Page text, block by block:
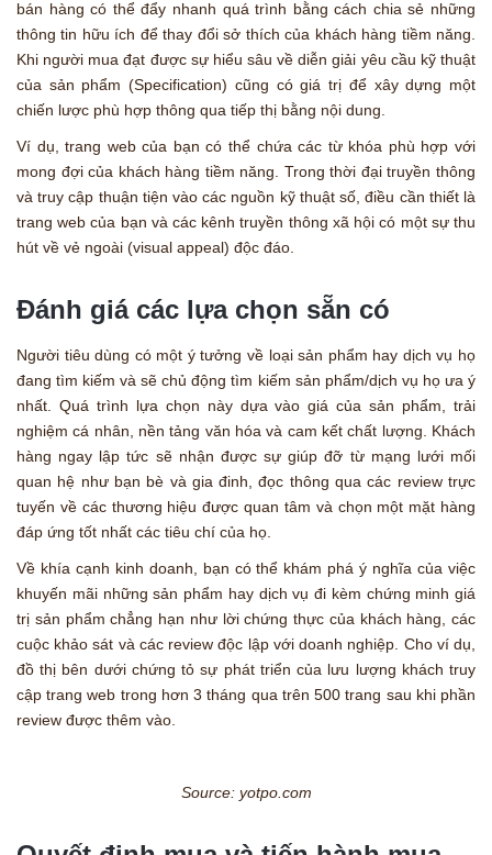
bán hàng có thể đẩy nhanh quá trình bằng cách chia sẻ những
thông tin hữu ích để thay đổi sở thích của khách hàng tiềm năng.
Khi người mua đạt được sự hiểu sâu về diễn giải yêu cầu kỹ thuật
của sản phẩm (Specification) cũng có giá trị để xây dựng một
chiến lược phù hợp thông qua tiếp thị bằng nội dung.
Ví dụ, trang web của bạn có thể chứa các từ khóa phù hợp với
mong đợi của khách hàng tiềm năng. Trong thời đại truyền thông
và truy cập thuận tiện vào các nguồn kỹ thuật số, điều cần thiết là
trang web của bạn và các kênh truyền thông xã hội có một sự thu
hút về vẻ ngoài (visual appeal) độc đáo.
Đánh giá các lựa chọn sẵn có
Người tiêu dùng có một ý tưởng về loại sản phẩm hay dịch vụ họ
đang tìm kiếm và sẽ chủ động tìm kiếm sản phẩm/dịch vụ họ ưa ý
nhất. Quá trình lựa chọn này dựa vào giá của sản phẩm, trải
nghiệm cá nhân, nền tảng văn hóa và cam kết chất lượng. Khách
hàng ngay lập tức sẽ nhận được sự giúp đỡ từ mạng lưới mối
quan hệ như bạn bè và gia đinh, đọc thông qua các review trực
tuyến về các thương hiệu được quan tâm và chọn một mặt hàng
đáp ứng tốt nhất các tiêu chí của họ.
Về khía cạnh kinh doanh, bạn có thể khám phá ý nghĩa của việc
khuyến mãi những sản phẩm hay dịch vụ đi kèm chứng minh giá
trị sản phẩm chẳng hạn như lời chứng thực của khách hàng, các
cuộc khảo sát và các review độc lập với doanh nghiệp. Cho ví dụ,
đồ thị bên dưới chứng tỏ sự phát triển của lưu lượng khách truy
cập trang web trong hơn 3 tháng qua trên 500 trang sau khi phần
review được thêm vào.
Source: yotpo.com